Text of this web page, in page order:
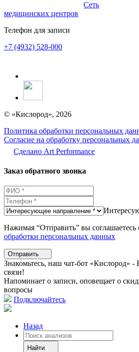
Сеть
медицинских центров
Телефон для записи
+7 (4932) 528-000
© «Кислород», 2026
Политика обработки персональных
Согласие на обработку персональных
Сделано Аrt Performance
Заказ обратного звонка
Нажимая “Отправить” вы соглашаетесь
обработки персональных данных
Отправить
Знакомьтесь, наш чат-бот «Кислород»
связи!
Напоминает о записи, оповещает о
вопросы
Подключайтесь
Назад
Найти